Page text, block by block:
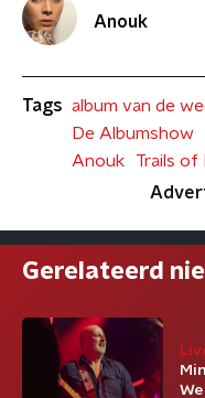
Anouk
Tags album van de
De Albumshow
Anouk
Trails of
Gerelateerd